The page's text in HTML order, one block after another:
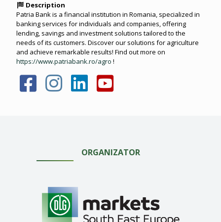
Description
Patria Bank is a financial institution in Romania, specialized in
banking services for individuals and companies, offering
lending, savings and investment solutions tailored to the
needs of its customers. Discover our solutions for agriculture
and achieve remarkable results! Find out more on
https://www.patriabank.ro/agro !
ORGANIZATOR